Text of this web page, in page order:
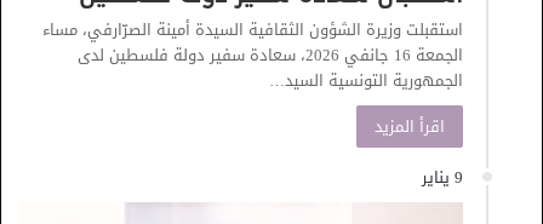
استقبلت وزيرة الشؤون الثقافية السيدة أمينة الصرّارفي، مساء
الجمعة 16 جانفي 2026، سعادة سفير دولة فلسطين لدى
الجمهورية التونسية السيد…
اقرأ المزيد
9 يناير